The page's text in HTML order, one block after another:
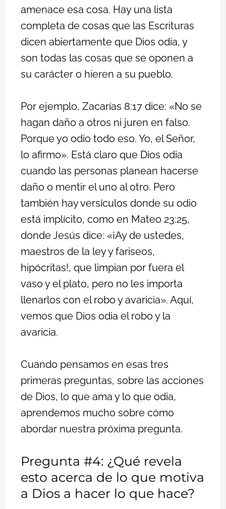
amenace esa cosa. Hay una lista
completa de cosas que las Escrituras
dicen abiertamente que Dios odia, y
son todas las cosas que se oponen a
su carácter o hieren a su pueblo.
Por ejemplo, Zacarías 8:17 dice: «No se
hagan daño a otros ni juren en falso.
Porque yo odio todo eso. Yo, el Señor,
lo afirmo». Está claro que Dios odia
cuando las personas planean hacerse
daño o mentir el uno al otro. Pero
también hay versículos donde su odio
está implícito, como en Mateo 23:25,
donde Jesús dice: «¡Ay de ustedes,
maestros de la ley y fariseos,
hipócritas!, que limpian por fuera el
vaso y el plato, pero no les importa
llenarlos con el robo y avaricia». Aquí,
vemos que Dios odia el robo y la
avaricia.
Cuando pensamos en esas tres
primeras preguntas, sobre las acciones
de Dios, lo que ama y lo que odia,
aprendemos mucho sobre cómo
abordar nuestra próxima pregunta.
Pregunta #4: ¿Qué revela
esto acerca de lo que motiva
a Dios a hacer lo que hace?